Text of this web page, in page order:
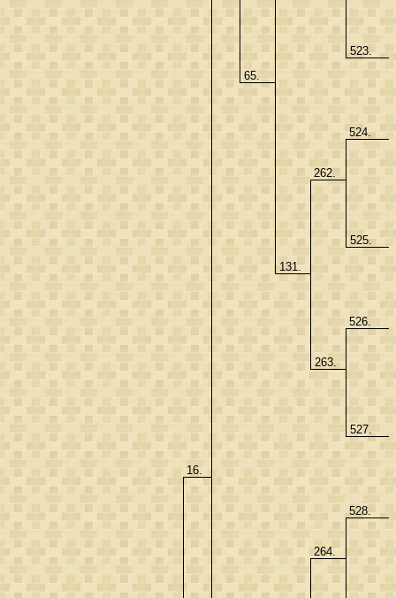
16.
65.
523.
131.
262.
524.
525.
263.
526.
527.
264.
528.